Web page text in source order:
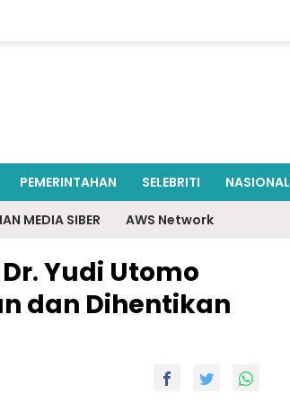
PEMERINTAHAN SELEBRITI NASIONAL
MEDIA SIBER AWS Network
Yudi Utomo
dan Dihentikan